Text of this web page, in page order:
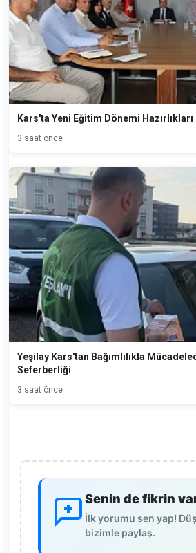
Kars'ta Yeni Eğitim Dönemi Hazırlıkları
3 saat önce
Yeşilay Kars'tan Bağımlılıkla
Seferberliği
3 saat önce
Senin de fikrin
İlk yorumu sen yap!
bizimle paylaş.